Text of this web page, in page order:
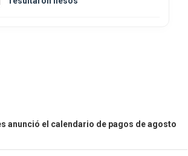
anunció el calendario de pagos de agosto